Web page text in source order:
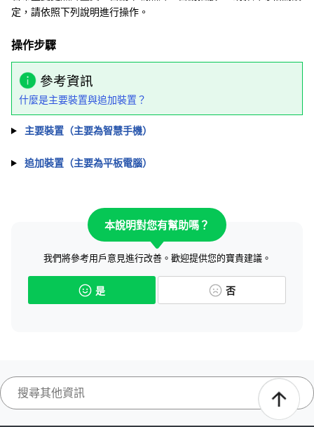
定，請依照下列說明進行操作。
操作步驟
參考資訊
什麼是主要裝置與追加裝置？
主要裝置（主要為智慧手機）
追加裝置（主要為平板電腦）
本說明對您有幫助嗎？
我們將參考用戶意見進行改善。歡迎提供您的寶貴建議。
是 否